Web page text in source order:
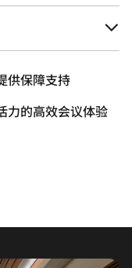
供保障支持
力的高效会议体验